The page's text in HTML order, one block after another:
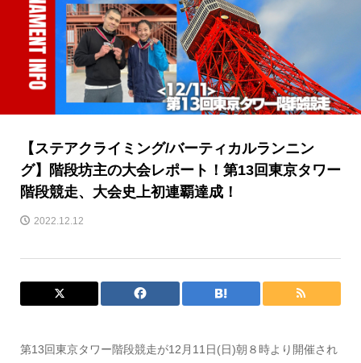
【ステアクライミング/バーティカルランニン
グ】階段坊主の大会レポート！第13回東京タワー
階段競走、大会史上初連覇達成！
2022.12.12
第13回東京タワー階段競走が12月11日(日)朝８時より開催され